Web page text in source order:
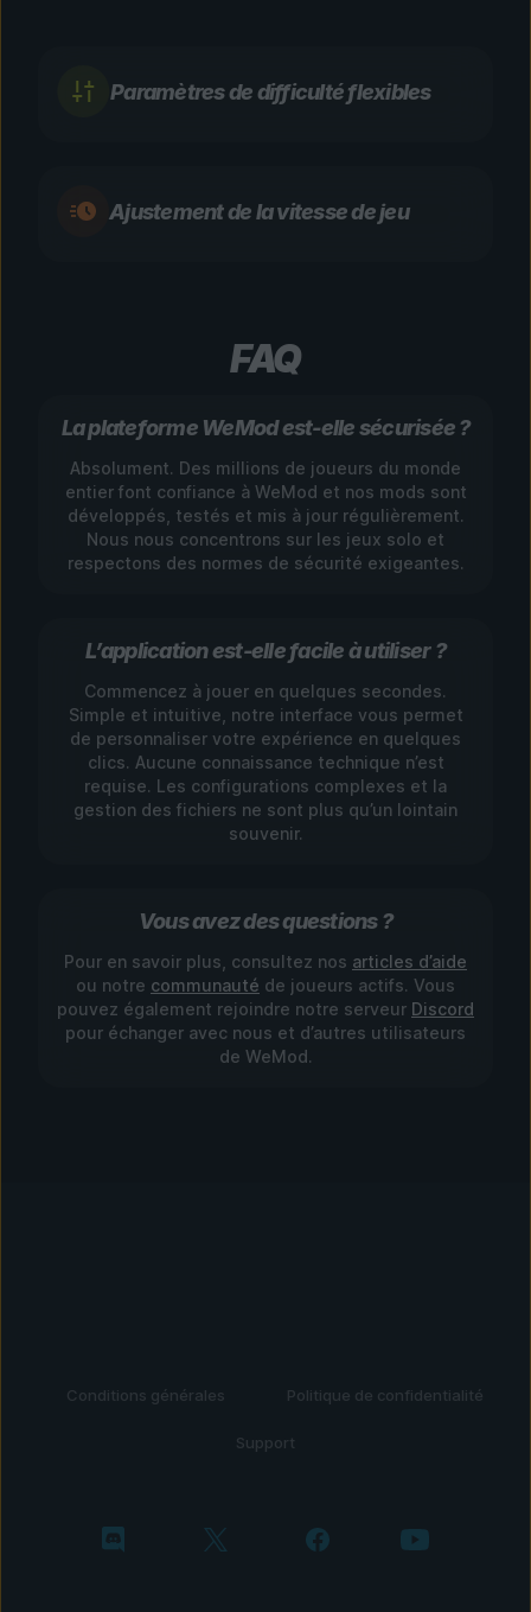
Paramètres de difficulté flexibles
Ajustement de la vitesse de jeu
FAQ
La plateforme WeMod est-elle sécurisée ?
Absolument. Des millions de joueurs du monde
entier font confiance à WeMod et nos mods sont
développés, testés et mis à jour régulièrement.
Nous nous concentrons sur les jeux solo et
respectons des normes de sécurité exigeantes.
L’application est-elle facile à utiliser ?
Commencez à jouer en quelques secondes.
Simple et intuitive, notre interface vous permet
de personnaliser votre expérience en quelques
clics. Aucune connaissance technique n’est
requise. Les configurations complexes et la
gestion des fichiers ne sont plus qu’un lointain
souvenir.
Vous avez des questions ?
Pour en savoir plus, consultez nos articles d’aide
ou notre communauté de joueurs actifs. Vous
pouvez également rejoindre notre serveur Discord
pour échanger avec nous et d’autres utilisateurs
de WeMod.
Conditions générales Politique de confidentialité
Support